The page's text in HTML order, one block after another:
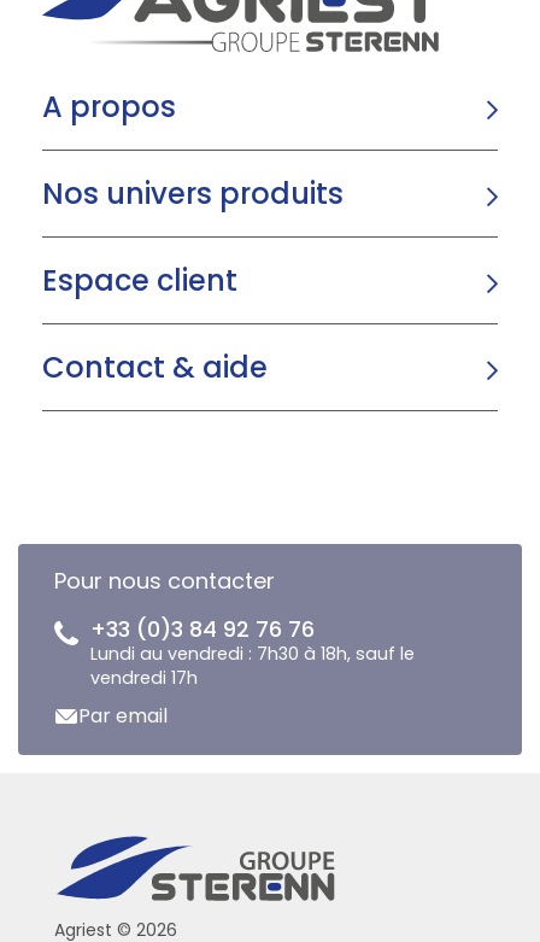
A propos
Nos univers produits
Espace client
Contact & aide
Pour nous contacter
+33 (0)3 84 92 76 76
Lundi au vendredi : 7h30 à 18h, sauf le
vendredi 17h
Par email
Agriest © 2026